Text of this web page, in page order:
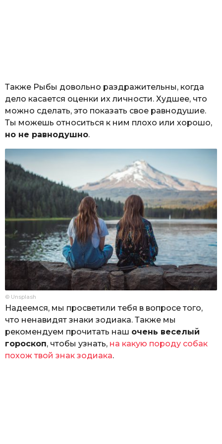
Также Рыбы довольно раздражительны, когда
дело касается оценки их личности. Худшее, что
можно сделать, это показать свое равнодушие.
Ты можешь относиться к ним плохо или хорошо,
но не равнодушно.
© Unsplash
Надеемся, мы просветили тебя в вопросе того,
что ненавидят знаки зодиака. Также мы
рекомендуем прочитать наш очень веселый
гороскоп, чтобы узнать, на какую породу собак
похож твой знак зодиака.